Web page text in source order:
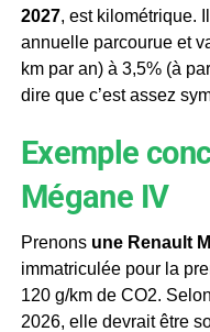
2027, est kilométrique.
annuelle parcourue et
km par an) à 3,5% (à
dire que c’est assez
Exemple
Mégane IV
Prenons une Renault
immatriculée pour la
120 g/km de CO2.
2026, elle devrait être